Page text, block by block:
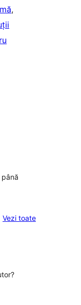
Vezi toaterecenziile